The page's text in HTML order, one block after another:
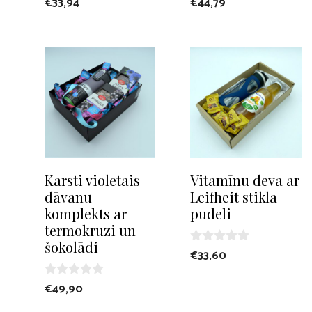
o
o
Karsti violetais
dāvanu
komplekts ar
termokrūzi un
šokolādi
0
o
€49,90
Vitamīnu deva ar
Leifheit stikla
pudeli
0
o
€33,60